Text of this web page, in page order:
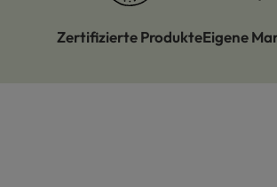
Zertifizierte ProdukteEigene